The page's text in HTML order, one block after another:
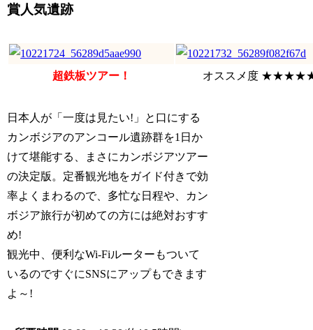
賞人気遺跡
超鉄板ツアー！ オススメ度
日本人が「一度は見たい!」と口にする
カンボジアのアンコール遺跡群を1日か
けて堪能する、まさにカンボジアツアー
の決定版。定番観光地をガイド付きで効
率よくまわるので、多忙な日程や、カン
ボジア旅行が初めての方には絶対おすす
め!
観光中、便利なWi-Fiルーターもついて
いるのですぐにSNSにアップもできます
よ～!